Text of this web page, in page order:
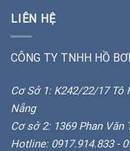
LIÊN HỆ
CÔNG TY TNHH HỒ
Cơ Sở 1: K242/22/17 Tô
Nẵng
Cơ sở 2: 1369 Phan Văn
Hotline: 0917.914.833 -